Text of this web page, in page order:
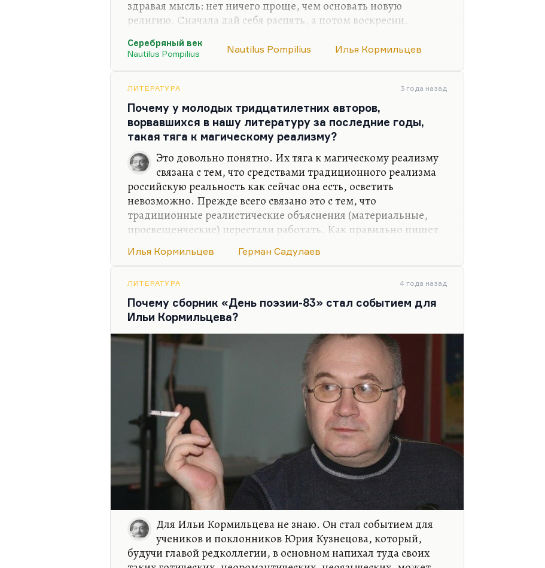
здравая мысль: нет ничего проще, чем основать новую
религию. Сначала дай себя распять, а потом воскресни.
повиси на кресте. Ходить по воде – это не так просто. Для
этого требуются определенные платежные условия.
серьезной, прекрасно понимал, чем человек за это платит,
каковы его перспективы, если он научился ходить по воде. Он
жизнью заплатил за свои открытия.
Грубо говоря,…
Серебряный век
Nautilus Pompilius
Nautilus Pompilius Илья Кормильцев
ЛИТЕРАТУРА 3 года назад
Почему у молодых тридцатилетних авторов,
ворвавшихся в нашу литературу за последние годы,
такая тяга к магическому реализму?
Это довольно понятно. Их тяга к магическому реализму
связана с тем, что средствами традиционного реализма
российскую реальность как сейчас она есть, осветить
невозможно. Прежде всего связано это с тем, что
традиционные реалистические объяснения (материальные,
просвещенческие) перестали работать. Как правильно пишет
эмоциональному диапазону, а не к добру или злу. Иногда ко
вкусом, дурным тоном.
Мне кажется, что магический реализм – это такой посильный
ответ на кошмары ХХ века и на иррациональную глупость века
ХХI. Тут интересная мысль: да, ХХ век был кошмарен. И эти
кошмары были…
Илья Кормильцев Герман Садулаев
ЛИТЕРАТУРА 4 года назад
Почему сборник «День поэзии-83» стал событием для
Ильи Кормильцева?
Для Ильи Кормильцева не знаю. Он стал событием для
учеников и поклонников Юрия Кузнецова, который,
будучи главой редколлегии, в основном напихал туда своих